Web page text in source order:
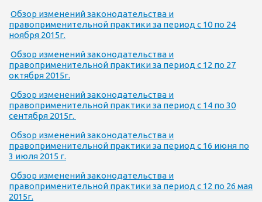
Обзор изменений законодательства и
правоприменительной практики за период с 10 по 24
ноября 2015г.
Обзор изменений законодательства и
правоприменительной практики за период с 12 по 27
октября 2015г.
Обзор изменений законодательства и
правоприменительной практики за период с 14 по 30
сентября 2015г.
Обзор изменений законодательства и
правоприменительной практики за период с 16 июня по
3 июля 2015 г.
Обзор изменений законодательства и
правоприменительной практики за период с 12 по 26 мая
2015г.